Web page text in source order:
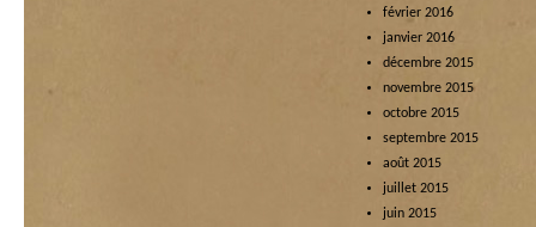
février 2016
janvier 2016
décembre 2015
novembre 2015
octobre 2015
septembre 2015
août 2015
juillet 2015
juin 2015